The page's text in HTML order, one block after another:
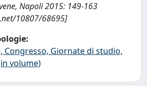
Napoli 2015: 149-163
10807/68695]
Congresso, Giornate di studio,
volume)